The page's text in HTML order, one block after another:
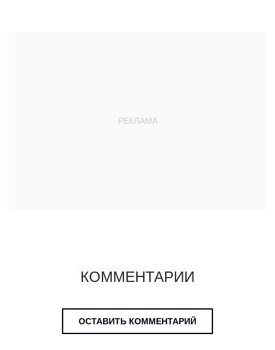
КОММЕНТАРИИ
ОСТАВИТЬ КОММЕНТАРИЙ